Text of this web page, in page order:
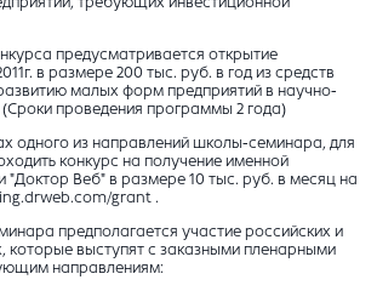
предусматривается открытие
в размере 200 тыс. руб. в год из средств
малых форм предприятий в научно-
проведения программы 2 года)
одного из направлений школы-семинара, для
конкурс на получение именной
"Доктор Веб" в размере 10 тыс. руб. в месяц на
grant .
предполагается участие российских и
которые выступят с заказными пленарными
направлениям: